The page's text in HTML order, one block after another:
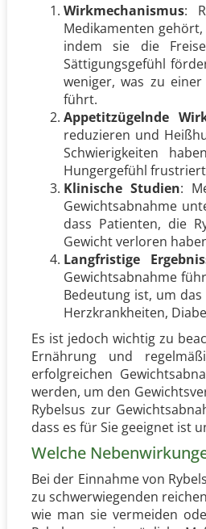
Wirkmechanismus:
Medikamenten
indem sie die
Sättigungsgefühl
weniger, was zu
führt.
Appetitzügelnde
reduzieren und
Schwierigkeiten
Hungergefühl
Klinische Studien:
Gewichtsabnahme
dass Patienten, die
Gewicht verloren
Langfristige
Gewichtsabnahme
Bedeutung ist, um
Herzkrankheiten,
Es ist jedoch wichtig zu
Ernährung und
erfolgreichen
werden, um den
Rybelsus zur
dass es für Sie geeignet ist
Welche
Bei der Einnahme von
zu schwerwiegenden
wie man sie vermeiden